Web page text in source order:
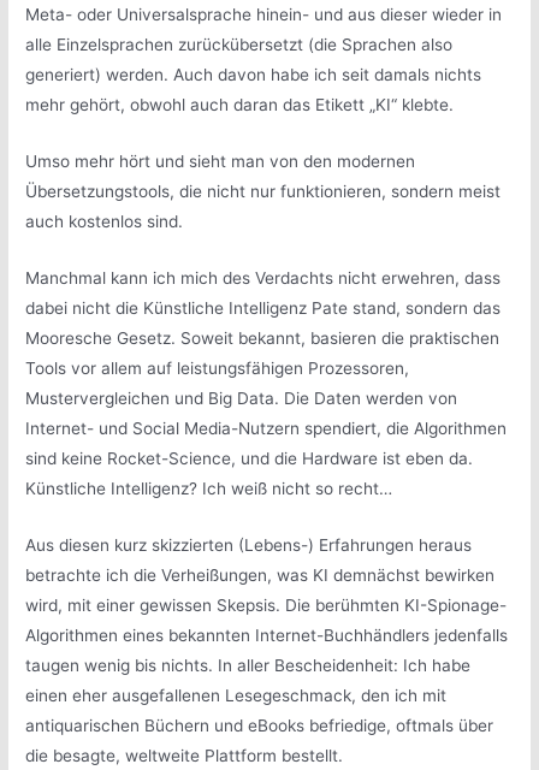
Meta- oder Universalsprache hinein- und aus dieser wieder in
alle Einzelsprachen zurückübersetzt (die Sprachen also
generiert) werden. Auch davon habe ich seit damals nichts
mehr gehört, obwohl auch daran das Etikett „KI“ klebte.
Umso mehr hört und sieht man von den modernen
Übersetzungstools, die nicht nur funktionieren, sondern meist
auch kostenlos sind.
Manchmal kann ich mich des Verdachts nicht erwehren, dass
dabei nicht die Künstliche Intelligenz Pate stand, sondern das
Mooresche Gesetz. Soweit bekannt, basieren die praktischen
Tools vor allem auf leistungsfähigen Prozessoren,
Mustervergleichen und Big Data. Die Daten werden von
Internet- und Social Media-Nutzern spendiert, die Algorithmen
sind keine Rocket-Science, und die Hardware ist eben da.
Künstliche Intelligenz? Ich weiß nicht so recht…
Aus diesen kurz skizzierten (Lebens-) Erfahrungen heraus
betrachte ich die Verheißungen, was KI demnächst bewirken
wird, mit einer gewissen Skepsis. Die berühmten KI-Spionage-
Algorithmen eines bekannten Internet-Buchhändlers jedenfalls
taugen wenig bis nichts. In aller Bescheidenheit: Ich habe
einen eher ausgefallenen Lesegeschmack, den ich mit
antiquarischen Büchern und eBooks befriedige, oftmals über
die besagte, weltweite Plattform bestellt.